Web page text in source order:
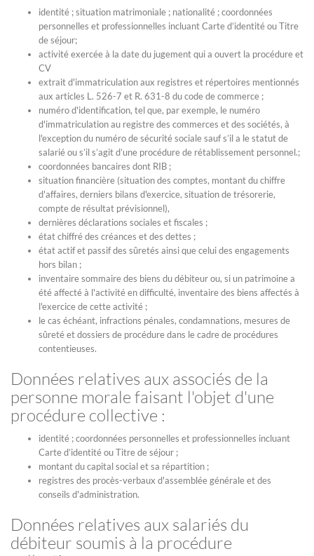
identité ; situation matrimoniale ; nationalité ; coordonnées
personnelles et professionnelles incluant Carte d’identité ou Titre
de séjour;
activité exercée à la date du jugement qui a ouvert la procédure et
CV
extrait d'immatriculation aux registres et répertoires mentionnés
aux articles L. 526-7 et R. 631-8 du code de commerce ;
numéro d'identification, tel que, par exemple, le numéro
d'immatriculation au registre des commerces et des sociétés, à
l'exception du numéro de sécurité sociale sauf s’il a le statut de
salarié ou s’il s’agit d’une procédure de rétablissement personnel.;
coordonnées bancaires dont RIB ;
situation financière (situation des comptes, montant du chiffre
d'affaires, derniers bilans d'exercice, situation de trésorerie,
compte de résultat prévisionnel),
dernières déclarations sociales et fiscales ;
état chiffré des créances et des dettes ;
état actif et passif des sûretés ainsi que celui des engagements
hors bilan ;
inventaire sommaire des biens du débiteur ou, si un patrimoine a
été affecté à l'activité en difficulté, inventaire des biens affectés à
l'exercice de cette activité ;
le cas échéant, infractions pénales, condamnations, mesures de
sûreté et dossiers de procédure dans le cadre de procédures
contentieuses.
Données relatives aux associés de la
personne morale faisant l'objet d'une
procédure collective :
identité ; coordonnées personnelles et professionnelles incluant
Carte d’identité ou Titre de séjour ;
montant du capital social et sa répartition ;
registres des procès-verbaux d'assemblée générale et des
conseils d'administration.
Données relatives aux salariés du
débiteur soumis à la procédure